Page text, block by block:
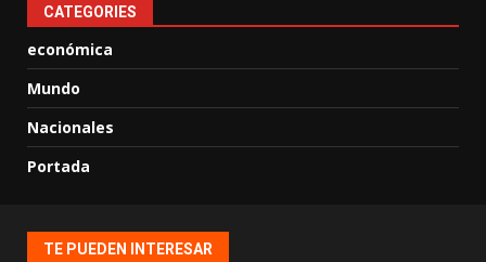
CATEGORIES
económica
Mundo
Nacionales
Portada
TE PUEDEN INTERESAR